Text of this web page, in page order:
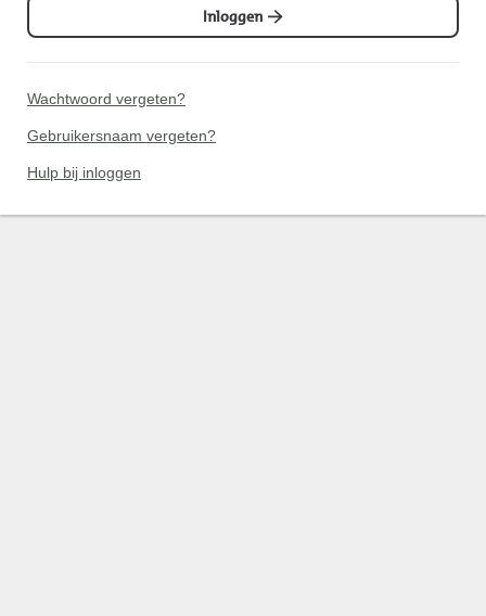
Inloggen
Wachtwoord vergeten?
Gebruikersnaam vergeten?
Hulp bij inloggen